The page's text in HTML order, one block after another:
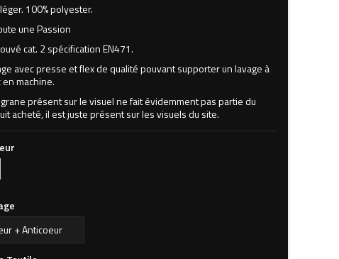
100% polyester.
une Passion
cat. 2 spécification EN471.
avec presse et flex de qualité pouvant supporter un lavage à
en machine.
présent sur le visuel ne fait évidemment pas partie du
acheté, il est juste présent sur les visuels du site.